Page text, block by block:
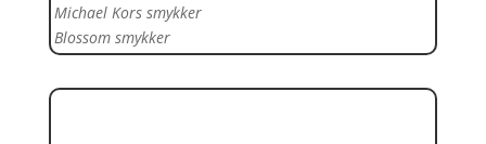
Michael Kors smykker
Blossom smykker